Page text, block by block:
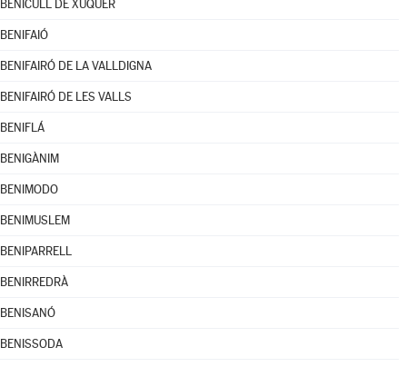
BENICULL DE XÚQUER
BENIFAIÓ
BENIFAIRÓ DE LA VALLDIGNA
BENIFAIRÓ DE LES VALLS
BENIFLÁ
BENIGÀNIM
BENIMODO
BENIMUSLEM
BENIPARRELL
BENIRREDRÀ
BENISANÓ
BENISSODA